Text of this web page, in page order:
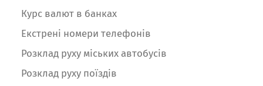
Курс валют в банках
Екстрені номери телефонів
Розклад руху міських автобусів
Розклад руху поїздів